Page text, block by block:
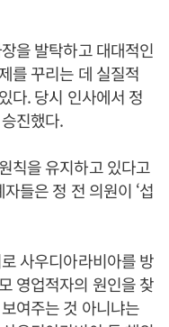
을 발탁하고 대대적인
를 꾸리는 데 실질적
다. 당시 인사에서 정
진했다.
칙을 유지하고 있다고
들은 정 전 의원이 ‘섭
사우디아라비아를 방
영업적자의 원인을 찾
여주는 것 아니냐는